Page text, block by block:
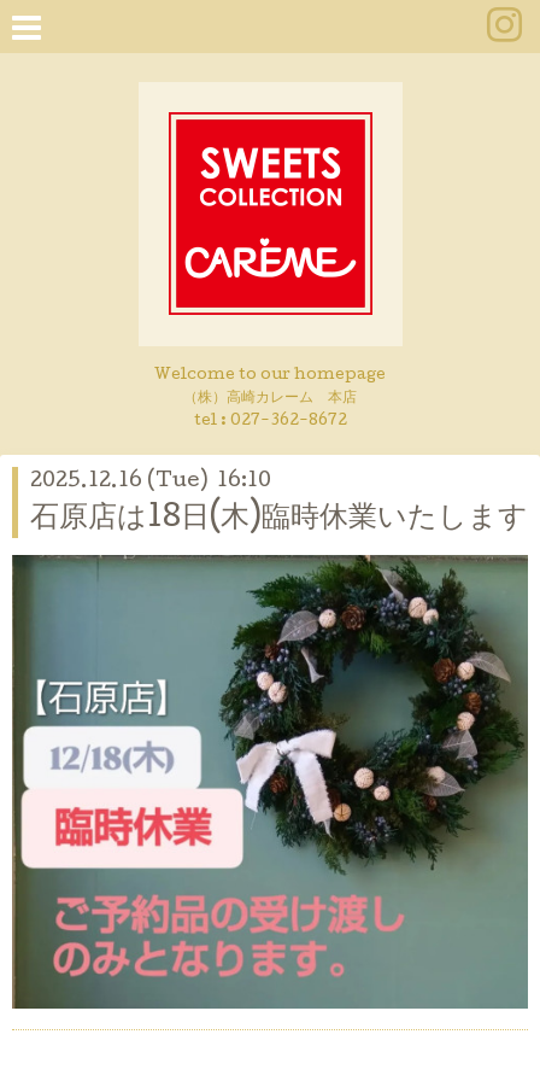
Welcome to our homepage
（株）高崎カレーム 本店
tel : 027-362-8672
2025.12.16 (Tue) 16:10
石原店は18日(木)臨時休業いたします